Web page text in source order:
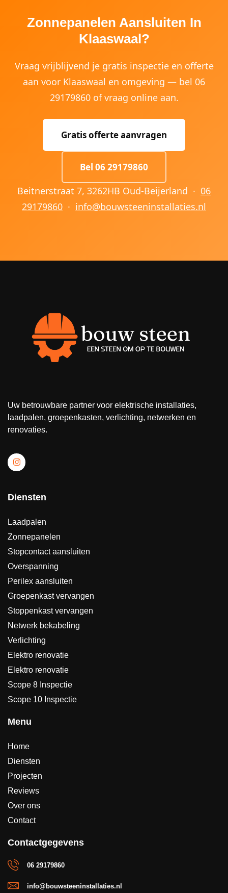
Zonnepanelen Aansluiten In
Klaaswaal?
Vraag vrijblijvend je gratis inspectie en offerte
aan voor Klaaswaal en omgeving — bel 06
29179860 of vraag online aan.
Gratis offerte aanvragen
Bel 06 29179860
Beitnerstraat 7, 3262HB Oud-Beijerland · 06
29179860 · info@bouwsteeninstallaties.nl
Uw betrouwbare partner voor elektrische installaties,
laadpalen, groepenkasten, verlichting, netwerken en
renovaties.
Diensten
Laadpalen
Zonnepanelen
Stopcontact aansluiten
Overspanning
Perilex aansluiten
Groepenkast vervangen
Stoppenkast vervangen
Netwerk bekabeling
Verlichting
Elektro renovatie
Elektro renovatie
Scope 8 Inspectie
Scope 10 Inspectie
Menu
Home
Diensten
Projecten
Reviews
Over ons
Contact
Contactgegevens
06 29179860
info@bouwsteeninstallaties.nl